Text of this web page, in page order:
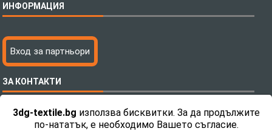
3dg-textile.bg използва бисквитки. За да продължите
по-нататък, е необходимо Вашето съгласие.
Бебешки спални комплекти
Тениски с пълноцветен печат
Хавлиени кърпи
Пончо за водни спортове
Микрофибърни Велурени Кърпи
Детски пончота
ИНФОРМАЦИЯ
Технология на печатане
Файлове за печат
Как да поръчам?
С какво сме различни?
Контакти
Вход за партньори
ЗА КОНТАКТИ
Телефон:0892 26 04 34 / 0896 57 42 42